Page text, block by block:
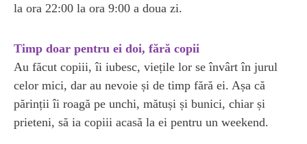
la ora 22:00 la ora 9:00 a doua zi.
Timp doar pentru ei doi, fără copii
Au făcut copiii, îi iubesc, viețile lor se învârt în jurul
celor mici, dar au nevoie și de timp fără ei. Așa că
părinții îi roagă pe unchi, mătuși și bunici, chiar și
prieteni, să ia copiii acasă la ei pentru un weekend.